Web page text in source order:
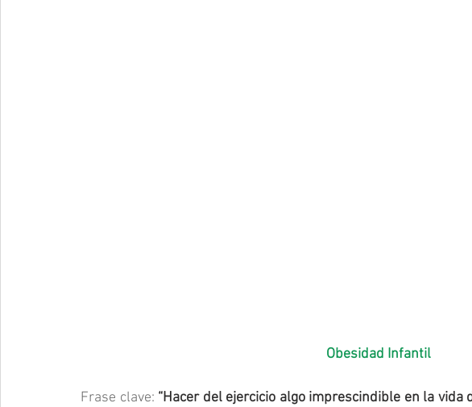
Obesidad Infantil
Frase clave: “Hacer del ejercicio algo imprescindible en la